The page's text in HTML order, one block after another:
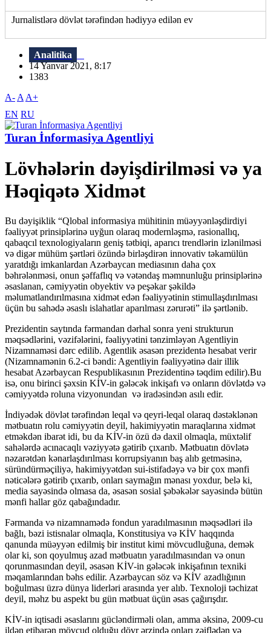
Jurnalistlərə dövlət tərəfindən hədiyyə edilən ev
Analitika
14 Yanvar 2021, 8:17
1383
A- A A+
EN RU
Turan İnformasiya Agentliyi
Lövhələrin dəyişdirilməsi və ya
Həqiqətə Xidmət
Bu dəyişiklik “Qlobal informasiya mühitinin müəyyənləşdirdiyi
fəaliyyət prinsiplərinə uyğun olaraq modernləşmə, rasionallıq,
qabaqcıl texnologiyaların geniş tətbiqi, aparıcı trendlərin izlənilməsi
və digər mühüm şərtləri özündə birləşdirən innovativ təkamülün
yaratdığı imkanlardan Azərbaycan mediasının daha çox
bəhrələnməsi, onun şəffaflıq və vətəndaş məmnunluğu prinsiplərinə
əsaslanan, cəmiyyətin obyektiv və peşəkar şəkildə
məlumatlandırılmasına xidmət edən fəaliyyətinin stimullaşdırılması
üçün bu sahədə əsaslı islahatlar aparılması zərurəti” ilə şərtlənib.
Prezidentin saytında fərmandan dərhal sonra yeni strukturun
məqsədlərini, vəzifələrini, fəaliyyətini tənzimləyən Agentliyin
Nizamnaməsi dərc edilib. Agentlik əsasən prezidentə hesabat verir
(Nizamnamənin 6.2-ci bəndi: Agentliyin fəaliyyətinə dair illik
hesabat Azərbaycan Respublikasının Prezidentinə təqdim edilir).Bu
isə, onu birinci şəxsin KİV-in gələcək inkişafı və onların dövlətdə və
cəmiyyətdə roluna vizyonundan və iradəsindən asılı edir.
İndiyədək dövlət tərəfindən leqal və qeyri-leqal olaraq dəstəklənən
mətbuatın rolu cəmiyyətin deyil, hakimiyyətin maraqlarına xidmət
etməkdən ibarət idi, bu da KİV-in özü də daxil olmaqla, müxtəlif
sahələrdə acınacaqlı vəziyyətə gətirib çıxarıb. Mətbuatın dövlətə
nəzarətdən kənarlaşdırılması korrupsiyanın baş alıb getməsinə,
süründürməçiliyə, hakimiyyətdən sui-istifadəyə və bir çox mənfi
nəticələrə gətirib çıxarıb, onları saymağın mənası yoxdur, belə ki,
media sayəsində olmasa da, əsasən sosial şəbəkələr sayəsində bütün
mənfi hallar göz qabağındadır.
Fərmanda və nizamnamədə fondun yaradılmasının məqsədləri ilə
bağlı, bəzi istisnalar olmaqla, Konstitusiya və KİV haqqında
qanunda müəyyən edilmiş bir institut kimi mövcudluğuna, demək
olar ki, son qoyulmuş azad mətbuatın yaradılmasından və onun
qorunmasından deyil, əsasən KİV-in gələcək inkişafının texniki
məqamlarından bəhs edilir. Azərbaycan söz və KİV azadlığının
boğulması üzrə dünya liderləri arasında yer alıb. Texnoloji təchizat
deyil, məhz bu aspekt bu gün mətbuat üçün əsas çağırışdır.
KİV-in iqtisadi əsaslarını gücləndirməli olan, amma əksinə, 2009-cu
ildən etibarən mövcud olduğu dövr ərzində onları zəiflədən və